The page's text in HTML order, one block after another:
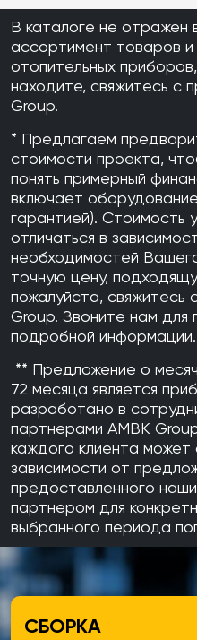
В каталоге не отражен
ассортимент товаров и
отопительных
находите, свяжитесь с
Group.
* Предлагаем
стоимости проекта,
понять примерный
включает
гарантией). Стоимость
отличаться в
необходимостей
точную цену,
пожалуйста, свяжитесь
Group. Звоните нам для
подробной информации.
** Предложение о
72 месяца является
разработано в
партнерами AMBK
каждого клиента может
зависимости от
предоставленного
партнером для
выбранного периода
СБОРКА